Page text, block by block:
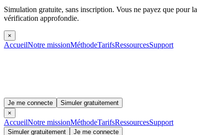
Simulation gratuite, sans inscription. Vous ne payez que pour la
vérification approfondie.
×
AccueilNotre missionMéthodeTarifsRessourcesSupport
Je me connecte
Simuler gratuitement
×
AccueilNotre missionMéthodeTarifsRessourcesSupport
Simuler gratuitement Je me connecte